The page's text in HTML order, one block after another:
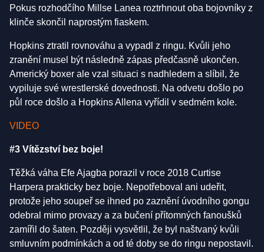
Pokus rozhodčího Millse Lanea roztrhnout oba bojovníky z
klinče skončil naprostým fiaskem.
Hopkins ztratil rovnováhu a vypadl z ringu. Kvůli jeho
zranění musel být následně zápas předčasně ukončen.
Americký boxer ale vzal situaci s nadhledem a slíbil, že
vypiluje své wrestlerské dovednosti. Na odvetu došlo po
půl roce došlo a Hopkins Allena vyřídil v sedmém kole.
VIDEO
#3 Vítězství bez boje!
Těžká váha Efe Ajagba porazil v roce 2018 Curtise
Harpera prakticky bez boje. Nepotřeboval ani udeřit,
protože jeho soupeř se ihned po zaznění úvodního gongu
odebral mimo provazy a za bučení přítomných fanoušků
zamířil do šaten. Později vysvětlil, že byl naštvaný kvůli
smluvním podmínkách a od té doby se do ringu nepostavil.